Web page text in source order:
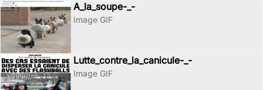
A_la_soupe-_-
Image GIF
Lutte_contre_la_canicule-_-
Image GIF